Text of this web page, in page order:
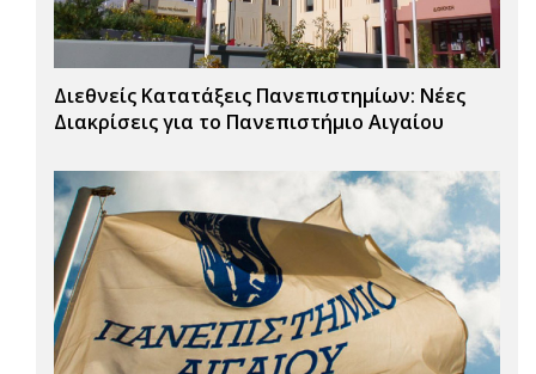
Διεθνείς Κατατάξεις Πανεπιστημίων: Νέες
Διακρίσεις για το Πανεπιστήμιο Αιγαίου